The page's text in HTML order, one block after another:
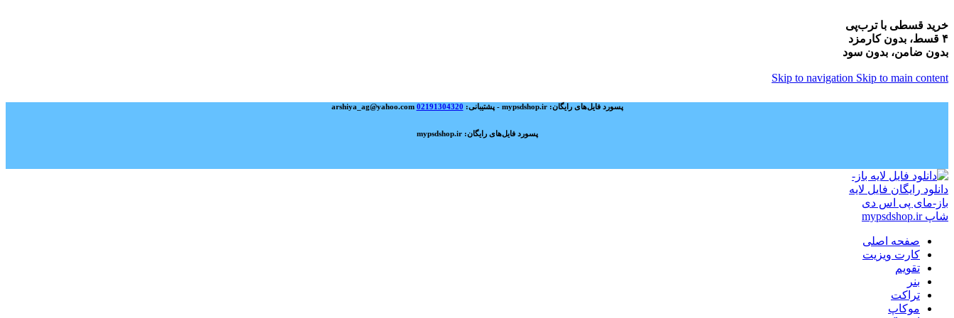
خرید قسطی با ترب‌پی
۴ قسط، بدون کارمزد
بدون ضامن، بدون سود
Skip to navigation Skip to main content
پسورد فایل‌های رایگان: mypsdshop.ir - پشتیبانی: arshiya_ag@yahoo.com 02191304320
پسورد فایل‌های رایگان: mypsdshop.ir
صفحه اصلی
کارت ویزیت
تقویم
بنر
تراکت
موکاپ